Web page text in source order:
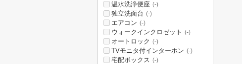
温水洗浄便座 (-)
独立洗面台 (-)
エアコン (-)
ウォークインクロゼット (-)
オートロック (-)
TVモニタ付インターホン (-)
宅配ボックス (-)